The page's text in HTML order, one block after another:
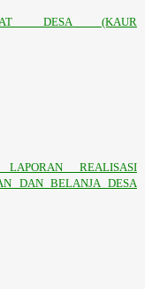
DESA (KAUR
REALISASI
DAN BELANJA DESA